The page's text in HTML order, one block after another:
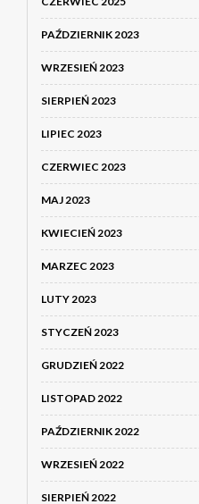
PAŹDZIERNIK 2023
WRZESIEŃ 2023
SIERPIEŃ 2023
LIPIEC 2023
CZERWIEC 2023
MAJ 2023
KWIECIEŃ 2023
MARZEC 2023
LUTY 2023
STYCZEŃ 2023
GRUDZIEŃ 2022
LISTOPAD 2022
PAŹDZIERNIK 2022
WRZESIEŃ 2022
SIERPIEŃ 2022